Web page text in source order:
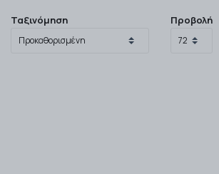
Ταξινόμηση
Προβολή